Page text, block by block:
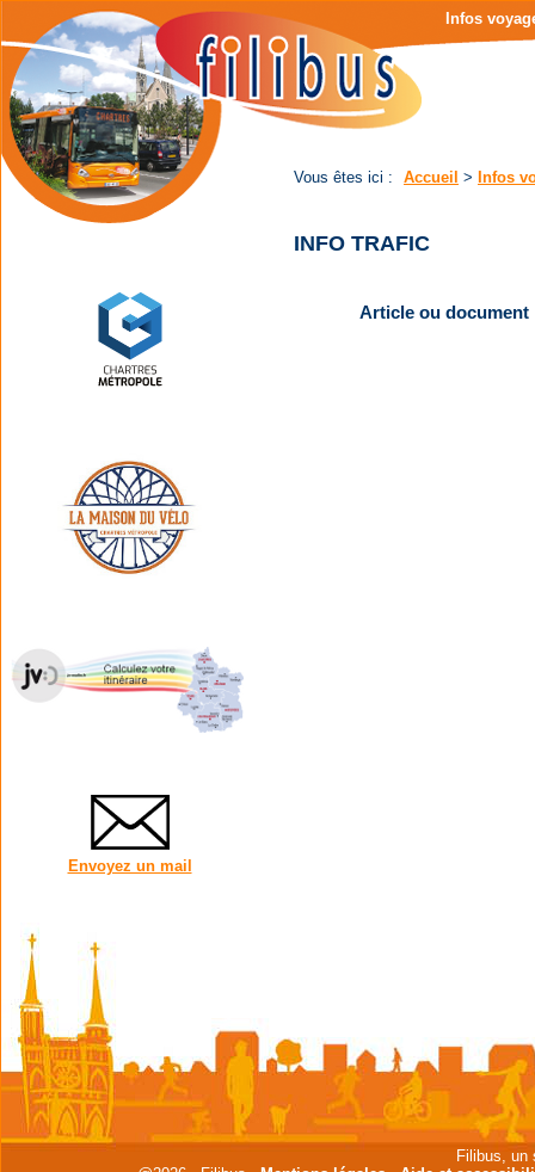
Page
d'accueil
Menu
de
navigation
Infos
Envoyez un mail
Vous êtes ici : Accueil > Infos
INFO TRAFIC
Article ou document
Filibus, un